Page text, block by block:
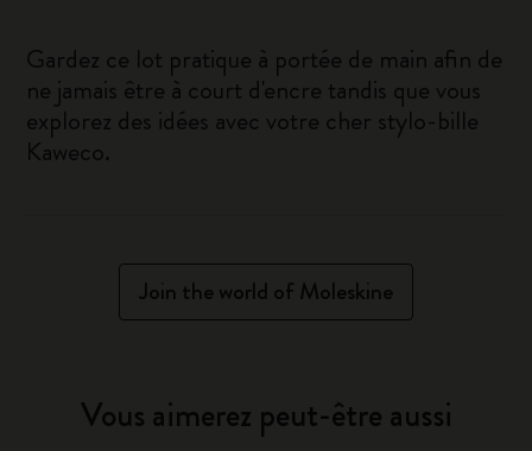
Gardez ce lot pratique à portée de main afin de
ne jamais être à court d'encre tandis que vous
explorez des idées avec votre cher stylo-bille
Kaweco.
Join the world of Moleskine
Vous aimerez peut-être aussi